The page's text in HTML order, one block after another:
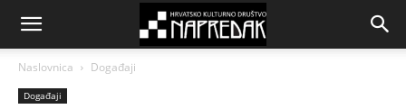
Naslovnica Događaji
Događaji